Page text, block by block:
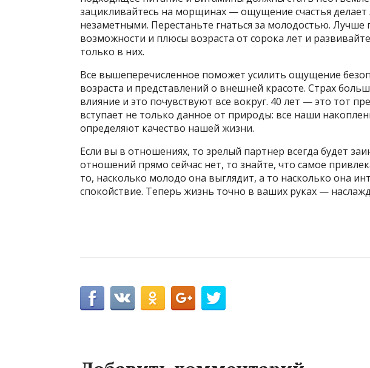
зацикливайтесь на морщинах — ощущение счастья
незаметными. Перестаньте гнаться за молодостью. Лучше
возможности и плюсы возраста от сорока лет и
только в них.
Все вышеперечисленное поможет усилить ощущение
возраста и представлений о внешней красоте. Страх
влияние и это почувствуют все вокруг. 40 лет — это тот
вступает не только данное от природы: все наши
определяют качество нашей жизни.
Если вы в отношениях, то зрелый партнер всегда будет
отношений прямо сейчас нет, то знайте, что самое
то, насколько молодо она выглядит, а то насколько она
спокойствие. Теперь жизнь точно в ваших руках —